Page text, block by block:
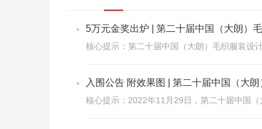
5万元金奖出炉 | 第二十届中国（大朗）
核心提示：第二十届中国（大朗）毛织服装设
入围公告 附效果图 | 第二十届中国（大
核心提示：2022年11月29日，第二十届中国